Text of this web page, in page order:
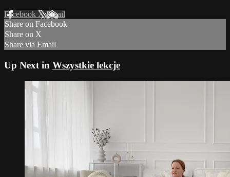
Facebook XEmail
Share on Facebook
Share on X
Share via Email
Up Next in Wszystkie lekcje